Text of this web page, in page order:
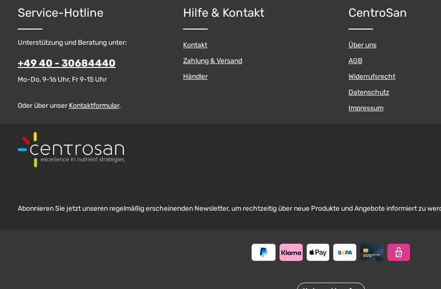
Produkt Anzahl: Gib den gewünschten Wert ein oder benutze die
Produkt Anzahl: Gib den gewünschten Wert
Pckg. Produkt Anzahl:
Service-Hotline
Unterstützung und Beratung unter:
+49 40 - 30684440
Mo-Do, 9-16 Uhr, Fr 9-15 Uhr
Oder über unserKontaktformular.
Hilfe & Kontakt
Kontakt
Zahlung & Versand
Händler
CentroSan
Über uns
AGB
Widerrufsrecht
Datenschutz
Impressum
Abonnieren Sie jetzt unseren regelmäßig erscheinenden Newsletter, um rechtzeitig über neue Produkte und Angebote informiert zu